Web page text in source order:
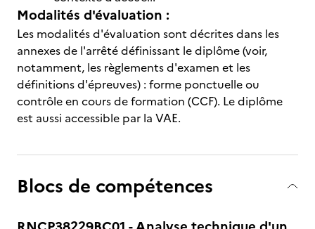
Modalités d'évaluation :
Les modalités d'évaluation sont décrites dans les
annexes de l'arrêté définissant le diplôme (voir,
notamment, les règlements d'examen et les
définitions d'épreuves) : forme ponctuelle ou
contrôle en cours de formation (CCF). Le diplôme
est aussi accessible par la VAE.
Blocs de compétences